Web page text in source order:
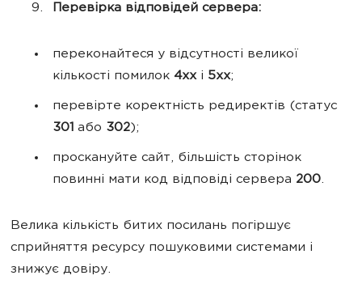
Перевірка відповідей сервера:
переконайтеся у відсутності великої
кількості помилок 4xx і 5xx;
перевірте коректність редиректів (статус
301 або 302);
проскануйте сайт, більшість сторінок
повинні мати код відповіді сервера 200.
Велика кількість битих посилань погіршує
сприйняття ресурсу пошуковими системами і
знижує довіру.